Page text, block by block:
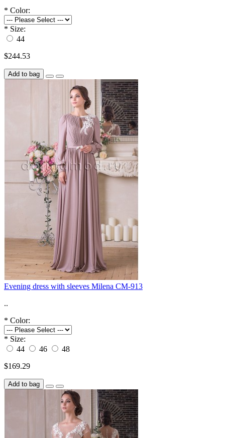
* Color:
* Size:
44
$244.53
Add to bag
Evening dress with sleeves Milena CM-913
..
* Color:
* Size:
44
46
48
$169.29
Add to bag